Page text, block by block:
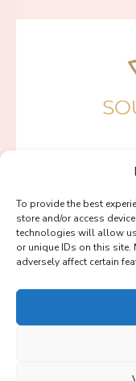
To provide the best
store and/or access
technologies will allow
or unique IDs on this
adversely affect certain